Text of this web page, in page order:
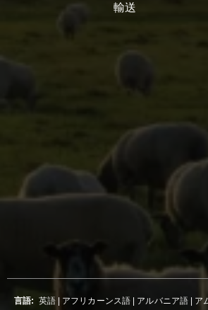
輸送
言語: 英語| アフリカーンス語 アルバニア語 ア